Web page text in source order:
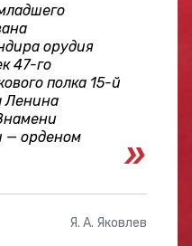
орудия
47-го
полка 15-й
Ленина
— орденом
Я. А. Яковлев